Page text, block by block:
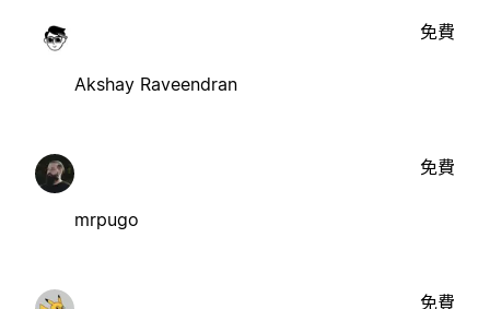
Akshay Raveendran
免費
mrpugo
免費
免費